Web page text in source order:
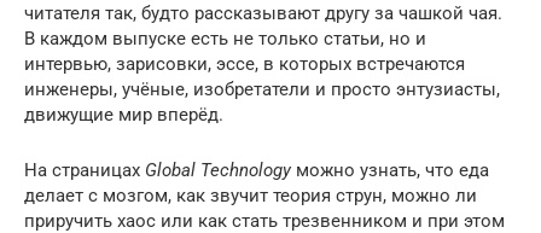
читателя так, будто рассказывают другу за чашкой чая.
В каждом выпуске есть не только статьи, но и
интервью, зарисовки, эссе, в которых встречаются
инженеры, учёные, изобретатели и просто энтузиасты,
движущие мир вперёд.
На страницах Global Technologyможно узнать, что еда
делает с мозгом, как звучит теория струн, можно ли
приручить хаос или как стать трезвенником и при этом